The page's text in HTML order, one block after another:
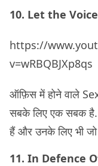
10. Let the
https://
v=wRBQBJXp8qs
ऑफ़िस में होने वाले
सबके लिए एक सबक है.
हैं और उनके लिए भी
11. In Defence